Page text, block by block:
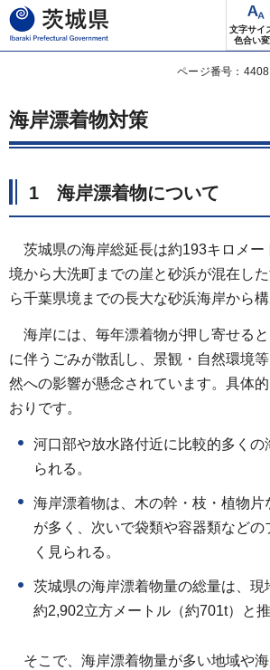
茨城県
文字サイ
色合い
ページ番号：4408
海岸漂着物対策
1 海岸漂着物について
茨城県の海岸総延長は約193キロメー
境から大洗町までの崖と砂浜が混在し
ら千葉県境までの長大な砂浜海岸から構
海岸には、毎年漂着物が押し寄せる
に伴うごみが散乱し、景観・自然環境
然への影響が懸念されています。具体
おりです。
河口部や放水路付近に比較的多くの
られる。
海岸漂着物は、木の幹・枝・植物片
が多く、次いで袋類や容器類などの
く見られる。
茨城県の海岸漂着物量の総量は、現
約2,902立方メートル（約701t）と推
そこで、海岸漂着物量が多い地域や